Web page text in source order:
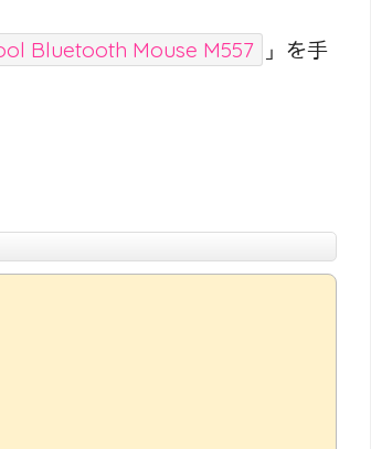
Bluetooth Mouse M557
」を手